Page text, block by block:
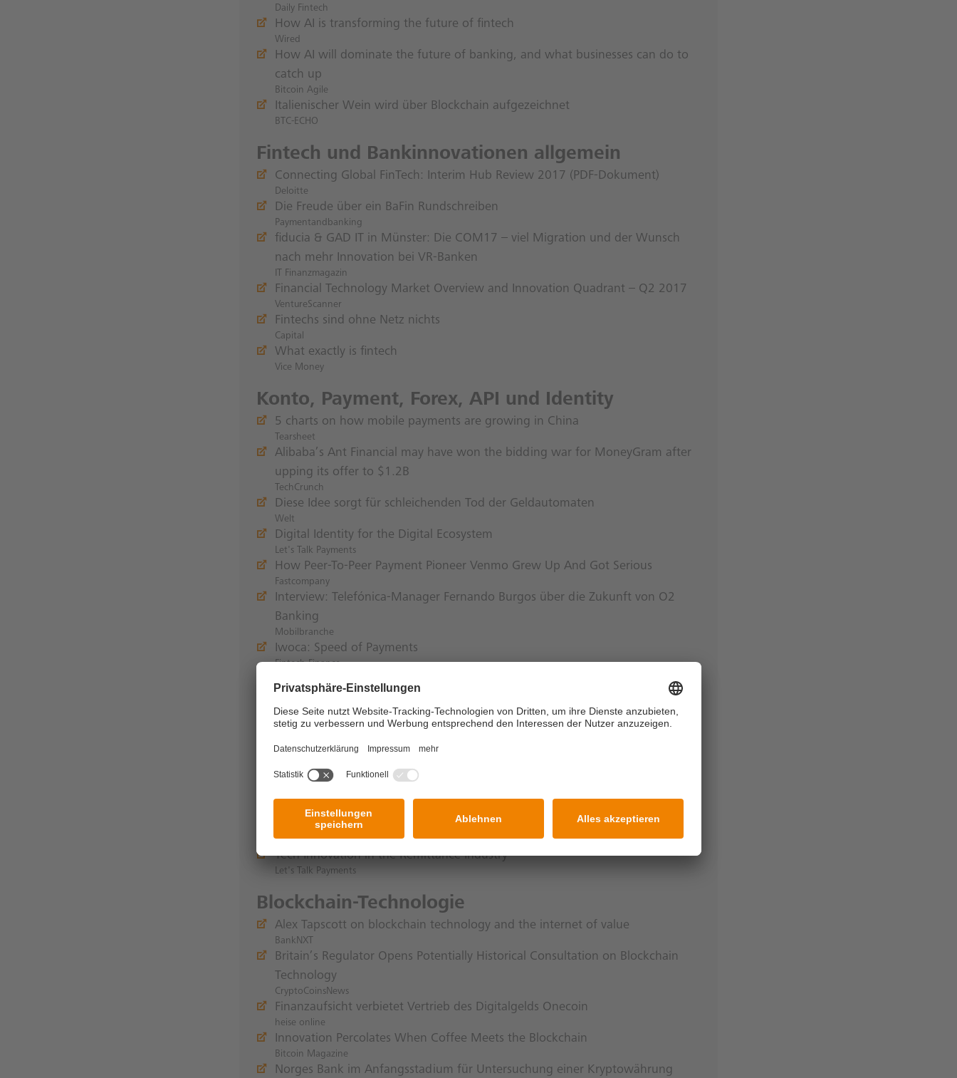
Daily Fintech
How AI is transforming the future of fintech
Wired
How AI will dominate the future of banking, and what businesses can do to
catch up
Bitcoin Agile
Italienischer Wein wird über Blockchain aufgezeichnet
BTC-ECHO
Fintech und Bankinnovationen allgemein
Connecting Global FinTech: Interim Hub Review 2017 (PDF-Dokument)
Deloitte
Die Freude über ein BaFin Rundschreiben
Paymentandbanking
fiducia & GAD IT in Münster: Die COM17 – viel Migration und der Wunsch
nach mehr Innovation bei VR-Banken
IT Finanzmagazin
Financial Technology Market Overview and Innovation Quadrant – Q2 2017
VentureScanner
Fintechs sind ohne Netz nichts
Capital
What exactly is fintech
Vice Money
Konto, Payment, Forex, API und Identity
5 charts on how mobile payments are growing in China
Tearsheet
Alibaba’s Ant Financial may have won the bidding war for MoneyGram after
upping its offer to $1.2B
TechCrunch
Diese Idee sorgt für schleichenden Tod der Geldautomaten
Welt
Digital Identity for the Digital Ecosystem
Let's Talk Payments
How Peer-To-Peer Payment Pioneer Venmo Grew Up And Got Serious
Fastcompany
Interview: Telefónica-Manager Fernando Burgos über die Zukunft von O2
Banking
Mobilbranche
Iwoca: Speed of Payments
Fintech Finance
PYMNTS
N26 startet Bankkonto für Freelancer
t3n
Paydirekt: Dentons, Schulte Riesenkampff und Filippi erreichen Einigung mit
PayThink Payments innovation is ‚unbundling‘ banking
PaymentsSource
Tech Innovation in the Remittance Industry
Let's Talk Payments
Blockchain-Technologie
Alex Tapscott on blockchain technology and the internet of value
BankNXT
Britain’s Regulator Opens Potentially Historical Consultation on Blockchain
Technology
CryptoCoinsNews
Finanzaufsicht verbietet Vertrieb des Digitalgelds Onecoin
heise online
Innovation Percolates When Coffee Meets the Blockchain
Bitcoin Magazine
Norges Bank im Anfangsstadium für Untersuchung einer Kryptowährung